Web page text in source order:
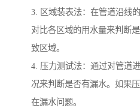
3. 区域装表法：在管道沿线
对比各区域的用水量来判断
致区域。
4. 压力测试法：通过对管道
况来判断是否有漏水。如果
在漏水问题。